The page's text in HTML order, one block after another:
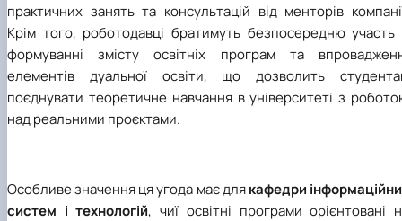
практичних занять та консультацій від менторів
Крім того, роботодавці братимуть безпосередню участь
формуванні змісту освітніх програм та
елементів дуальної освіти, що дозволить
поєднувати теоретичне навчання в університеті з
над реальними проєктами.
Особливе значення ця угода має длякафедри
систем і технологій, чиї освітні програми орієнтовані